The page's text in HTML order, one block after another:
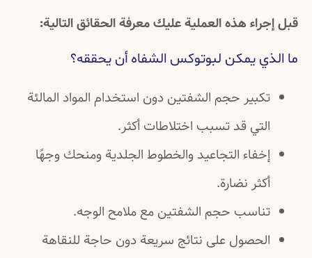
قبل إجراء هذه العملية عليك معرفة الحقائق التالية:
ما الذي يمكن لبوتوكس الشفاه أن يحققه؟
تكبير حجم الشفتين دون استخدام المواد المالئة
التي قد تسبب اختلاطات أكثر.
إخفاء التجاعيد والخطوط الجلدية ومنحك وجهًا
أكثر نضارة.
تناسب حجم الشفتين مع ملامح الوجه.
الحصول على نتائج سريعة دون حاجة للنقاهة